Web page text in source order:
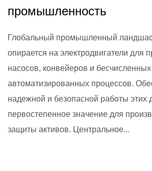
промышленность
Глобальный промышленный
опирается на электродвигатели для
насосов, конвейеров и бесчисленных
автоматизированных процессов.
надежной и безопасной работы этих
первостепенное значение для
защиты активов. Центральное...